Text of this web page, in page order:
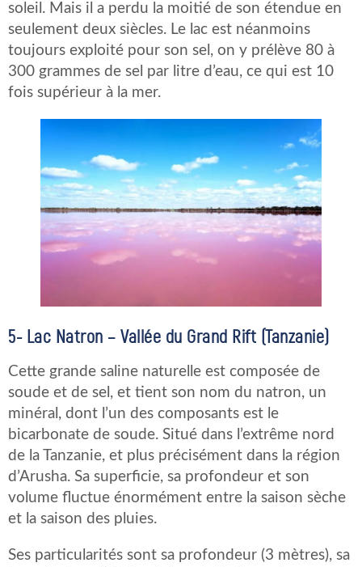
soleil. Mais il a perdu la moitié de son étendue en
seulement deux siècles. Le lac est néanmoins
toujours exploité pour son sel, on y prélève 80 à
300 grammes de sel par litre d’eau, ce qui est 10
fois supérieur à la mer.
5- Lac Natron – Vallée du Grand Rift (Tanzanie)
Cette grande saline naturelle est composée de
soude et de sel, et tient son nom du natron, un
minéral, dont l’un des composants est le
bicarbonate de soude. Situé dans l’extrême nord
de la Tanzanie, et plus précisément dans la région
d’Arusha. Sa superficie, sa profondeur et son
volume fluctue énormément entre la saison sèche
et la saison des pluies.
Ses particularités sont sa profondeur (3 mètres), sa